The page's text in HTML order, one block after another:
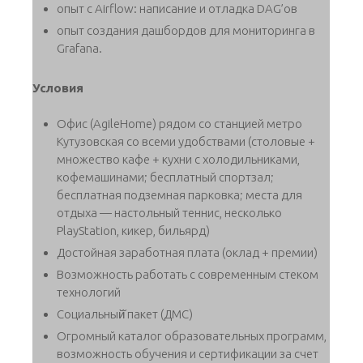
опыт с Airflow: написание и отладка DAG’ов
опыт создания дашбордов для мониторинга в
Grafana.
Условия
Офис (AgileHome) рядом со станцией метро
Кутузовская со всеми удобствами (столовые +
множество кафе + кухни с холодильниками,
кофемашинами; бесплатный спортзал;
бесплатная подземная парковка; места для
отдыха — настольный теннис, несколько
PlayStation, кикер, бильярд)
Достойная заработная плата (оклад + премии)
Возможность работать с современным стеком
технологий
Социальный̆ пакет (ДМС)
Огромный каталог образовательных программ,
возможность обучения и сертификации за счет